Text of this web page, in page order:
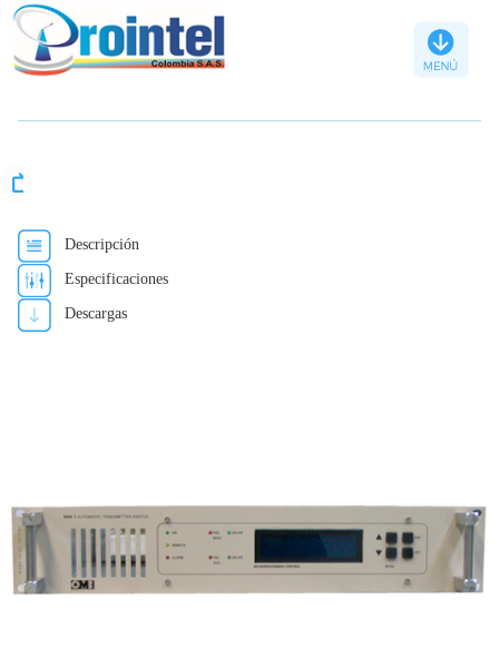
Transmisores
TV
Microondas
Remisores
para
TV
Telepronters
Descripción
Especificaciones
Descargas